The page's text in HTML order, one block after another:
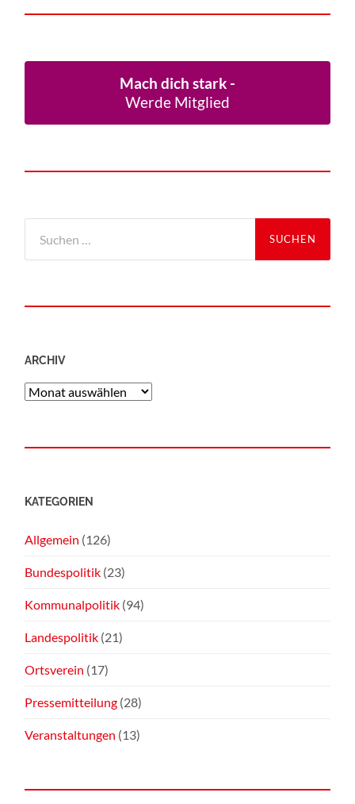
Mach dich stark -
Werde Mitglied
ARCHIV
KATEGORIEN
Allgemein (126)
Bundespolitik (23)
Kommunalpolitik (94)
Landespolitik (21)
Ortsverein (17)
Pressemitteilung (28)
Veranstaltungen (13)